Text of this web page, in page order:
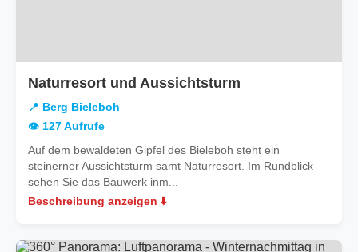
Naturresort und Aussichtsturm
📍 Berg Bieleboh
👁️ 127 Aufrufe
Auf dem bewaldeten Gipfel des Bieleboh steht ein
steinerner Aussichtsturm samt Naturresort. Im Rundblick
sehen Sie das Bauwerk inm...
Beschreibung anzeigen ⬇️